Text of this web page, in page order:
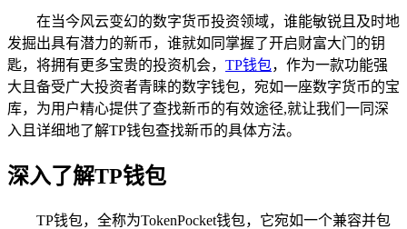
在当今风云变幻的数字货币投资领域，谁能敏锐且及时地
发掘出具有潜力的新币，谁就如同掌握了开启财富大门的钥
匙，将拥有更多宝贵的投资机会， TP钱包，作为一款功能强
大且备受广大投资者青睐的数字钱包，宛如一座数字货币的宝
库，为用户精心提供了查找新币的有效途径,就让我们一同深
入且详细地了解TP钱包查找新币的具体方法。
深入了解TP钱包
TP钱包，全称为TokenPocket钱包，它宛如一个兼容并包